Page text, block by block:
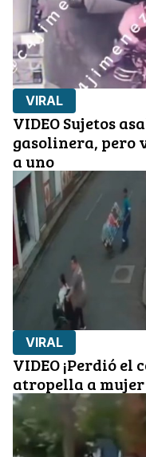
VIRAL
VIDEO Sujetos
gasolinera, pero
a uno
VIRAL
VIDEO ¡Perdió
atropella a